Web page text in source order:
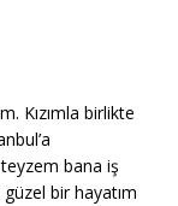
Kızımla birlikte
bana iş
güzel bir hayatım